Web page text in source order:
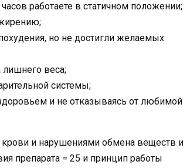
работаете в статичном положении;
но не достигли желаемых
веса;
системы;
и не отказываясь от любимой
и нарушениями обмена веществ и
препарата = 25 и принцип работы